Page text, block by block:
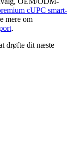
cUPC smart-
mere om
.
drøfte dit næste